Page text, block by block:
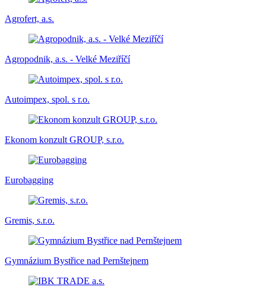
Agrofert, a.s.
Agropodnik, a.s. - Velké Meziříčí
Autoimpex, spol. s r.o.
Ekonom konzult GROUP, s.r.o.
Eurobagging
Gremis, s.r.o.
Gymnázium Bystřice nad Pernštejnem